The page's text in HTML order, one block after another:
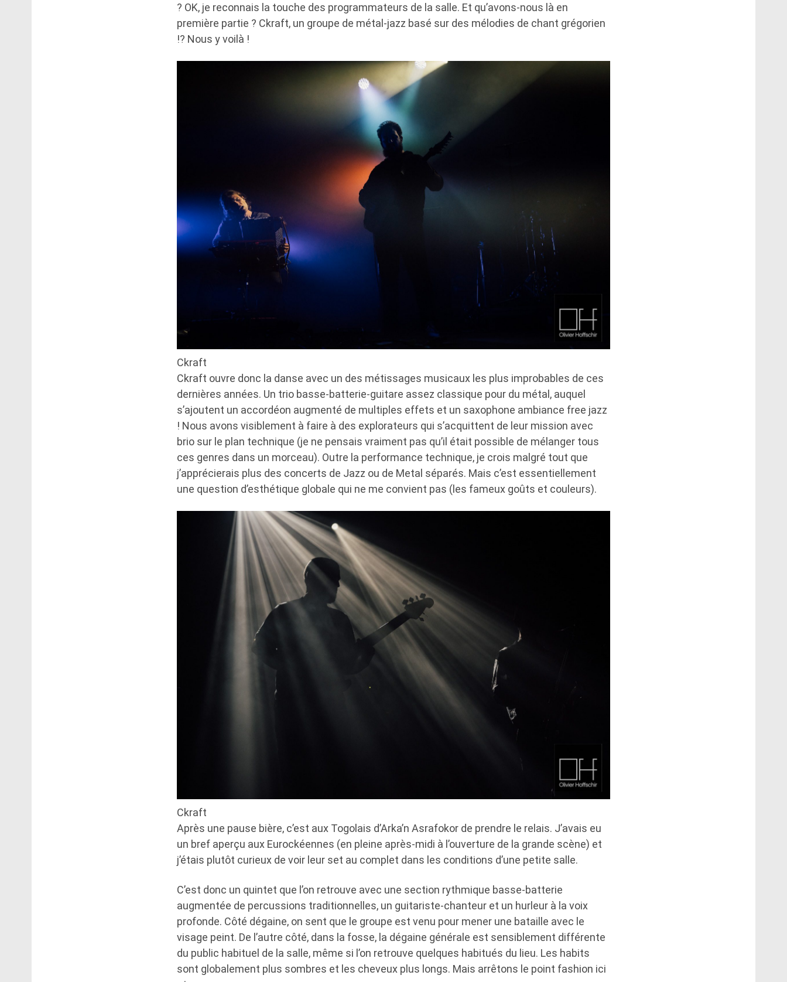
? OK, je reconnais la touche des programmateurs de la salle. Et qu’avons-nous là en
première partie ? Ckraft, un groupe de métal-jazz basé sur des mélodies de chant grégorien
!? Nous y voilà !
Ckraft
Ckraft ouvre donc la danse avec un des métissages musicaux les plus improbables de ces
dernières années. Un trio basse-batterie-guitare assez classique pour du métal, auquel
s’ajoutent un accordéon augmenté de multiples effets et un saxophone ambiance free jazz
! Nous avons visiblement à faire à des explorateurs qui s’acquittent de leur mission avec
brio sur le plan technique (je ne pensais vraiment pas qu’il était possible de mélanger tous
ces genres dans un morceau). Outre la performance technique, je crois malgré tout que
j’apprécierais plus des concerts de Jazz ou de Metal séparés. Mais c’est essentiellement
une question d’esthétique globale qui ne me convient pas (les fameux goûts et couleurs).
Ckraft
Après une pause bière, c’est aux Togolais d’Arka’n Asrafokor de prendre le relais. J’avais eu
un bref aperçu aux Eurockéennes (en pleine après-midi à l’ouverture de la grande scène) et
j’étais plutôt curieux de voir leur set au complet dans les conditions d’une petite salle.
C’est donc un quintet que l’on retrouve avec une section rythmique basse-batterie
augmentée de percussions traditionnelles, un guitariste-chanteur et un hurleur à la voix
profonde. Côté dégaine, on sent que le groupe est venu pour mener une bataille avec le
visage peint. De l’autre côté, dans la fosse, la dégaine générale est sensiblement différente
du public habituel de la salle, même si l’on retrouve quelques habitués du lieu. Les habits
sont globalement plus sombres et les cheveux plus longs. Mais arrêtons le point fashion ici